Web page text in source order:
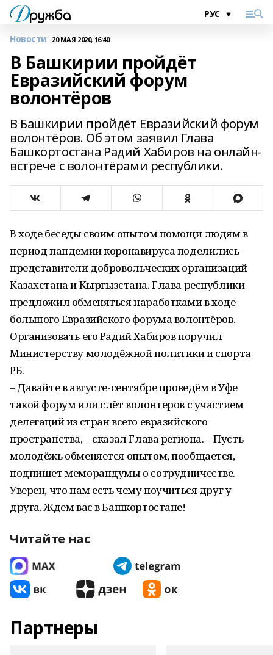
Новости 20 МАЯ 2020, 16:40
В Башкирии пройдёт
Евразийский форум
волонтёров
В Башкирии пройдёт Евразийский форум
волонтёров. Об этом заявил Глава
Башкортостана Радий Хабиров на онлайн-
встрече с волонтёрами республики.
В ходе беседы своим опытом помощи людям в
период пандемии коронавируса поделились
представители добровольческих организаций
Казахстана и Кыргызстана. Глава республики
предложил обменяться наработками в ходе
большого Евразийского форума волонтёров.
Организовать его Радий Хабиров поручил
Министерству молодёжной политики и спорта
РБ.
– Давайте в августе-сентябре проведём в Уфе
такой форум или слёт волонтеров с участием
делегаций из стран всего евразийского
пространства, – сказал Глава региона. – Пусть
молодёжь обменяется опытом, пообщается,
подпишет меморандумы о сотрудничестве.
Уверен, что нам есть чему поучиться друг у
друга. Ждем вас в Башкортостане!
Читайте нас
Партнеры